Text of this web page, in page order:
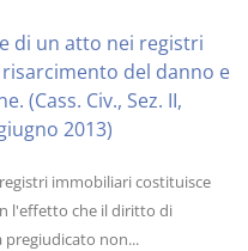
di un atto nei registri
del danno e
(Cass. Civ., Sez. II,
2013)
immobiliari costituisce
l'effetto che il diritto di
pregiudicato non...